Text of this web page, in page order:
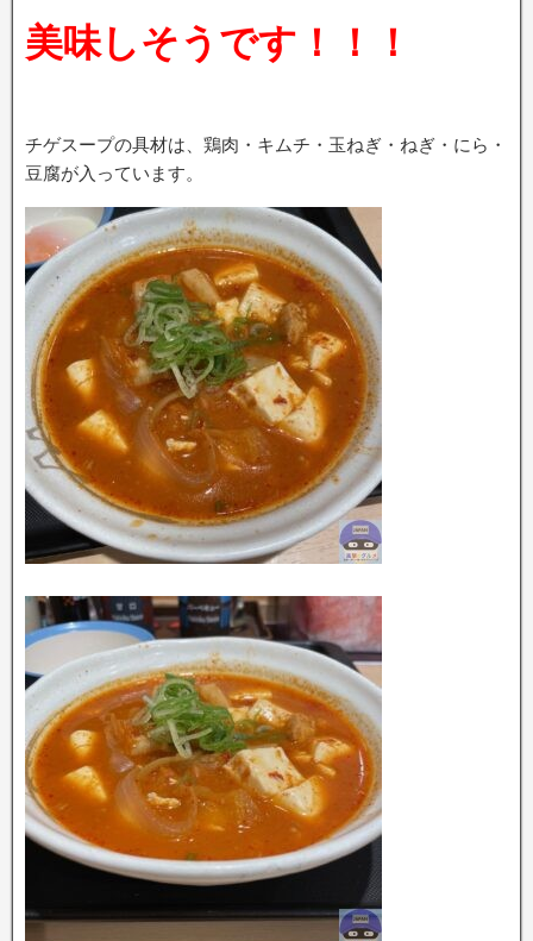
美味しそうです！！！
チゲスープの具材は、鶏肉・キムチ・玉ねぎ・ねぎ・にら・
豆腐が入っています。